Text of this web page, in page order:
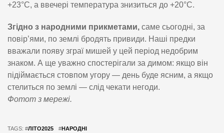
+23°C, а ввечері температура знизиться до +20°C.
Згідно з народними прикметами, саме сьогодні, за
повір’ями, по землі бродять привиди. Наші предки
вважали появу зграї мишей у цей період недобрим
знаком. А ще уважно спостерігали за димом: якщо він
підіймається стовпом угору — день буде ясним, а якщо
стелиться по землі — слід чекати негоди.
Фотот з мережі.
TAGS: #ЛІТО2025 #НАРОДНІ